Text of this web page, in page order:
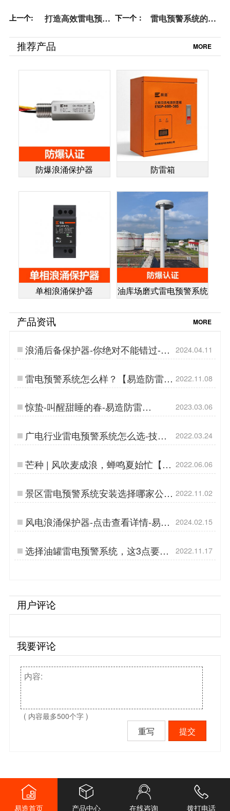
上一个:
打造高效雷电预警
家很重要-易造防雷
下一个：
雷电预警系统的应
事项-点击查看-易
造防雷
推荐产品 MORE
防爆浪涌保护器 防雷箱
单相浪涌保护器 油库场磨式雷电预警系统
产品资讯 MORE
浪涌后备保护器-你绝对不能错过-易
造防雷…
2024.04.11
雷电预警系统怎么样？【易造防雷】
…
2022.11.08
惊蛰-叫醒甜睡的春-易造防雷… 2023.03.06
广电行业雷电预警系统怎么选-技术
在线指导【易造防雷】…
2022.03.24
芒种 | 风吹麦成浪，蝉鸣夏始忙【杭
州易造】…
2022.06.06
景区雷电预警系统安装选择哪家公
司-这里就有【易造防雷】…
2022.11.02
风电浪涌保护器-点击查看详情-易造
防雷…
2024.02.15
选择油罐雷电预警系统，这3点要提
前知悉【易造防雷】…
2022.11.17
用户评论
我要评论
( 内容最多500个字 )
重写 提交
易造首页 产品中心 在线咨询 拨打电话